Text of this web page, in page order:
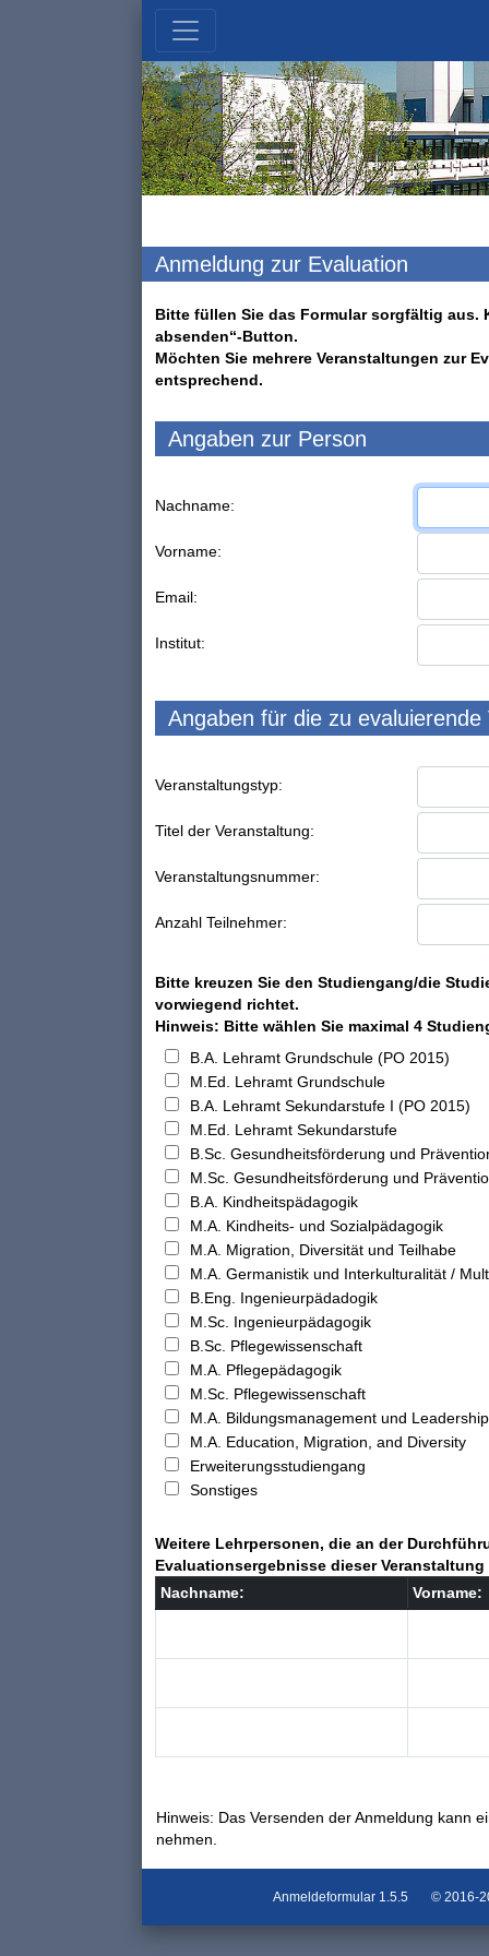
Anmeldung zur Evaluation
Bitte füllen Sie das Formular sorgfältig aus.
absenden“-Button.
Möchten Sie mehrere Veranstaltungen zur
entsprechend.
Angaben zur Person
Nachname:
Vorname:
Email:
Institut:
Angaben für die zu evaluierende
Veranstaltungstyp:
Titel der Veranstaltung:
Veranstaltungsnummer:
Anzahl Teilnehmer:
Bitte kreuzen Sie den Studiengang/die
vorwiegend richtet.
Hinweis: Bitte wählen Sie maximal 4
B.A. Lehramt Grundschule (PO 2015)
M.Ed. Lehramt Grundschule
B.A. Lehramt Sekundarstufe I (PO 2015)
M.Ed. Lehramt Sekundarstufe
B.Sc. Gesundheitsförderung und
M.Sc. Gesundheitsförderung und
B.A. Kindheitspädagogik
M.A. Kindheits- und Sozialpädagogik
M.A. Migration, Diversität und Teilhabe
M.A. Germanistik und Interkulturalität /
B.Eng. Ingenieurpädadogik
M.Sc. Ingenieurpädagogik
B.Sc. Pflegewissenschaft
M.A. Pflegepädagogik
M.Sc. Pflegewissenschaft
M.A. Bildungsmanagement und
M.A. Education, Migration, and Diversity
Erweiterungsstudiengang
Sonstiges
Weitere Lehrpersonen, die an der
Evaluationsergebnisse dieser
Nachname:
Vorname:
Hinweis: Das Versenden der Anmeldung kann
nehmen.
Anmeldeformular 1.5.5 © 2016-